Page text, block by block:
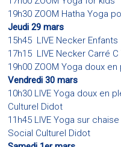
19h30 ZOOM Hatha Yoga
Jeudi 29 mars
15h45 LIVE Necker Enfants
17h15 LIVE Necker Carré C
19h00 ZOOM Yoga doux
Vendredi 30 mars
10h30 LIVE Yoga doux en
Culturel Didot
11h45 LIVE Yoga sur
Social Culturel Didot